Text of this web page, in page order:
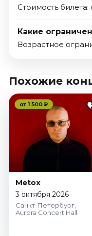
Стоимость билета:
Какие
Возрастное
Похожие
от 1 500 ₽
Metox
3 октября 2026
Санкт-Петербург,
Aurora Concert Hall